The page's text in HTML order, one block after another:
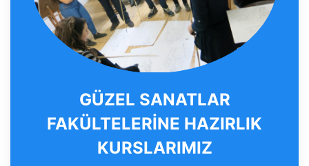
GÜZEL SANATLAR
FAKÜLTELERİNE HAZIRLIK
KURSLARIMIZ